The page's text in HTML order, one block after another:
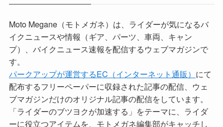
Moto Megane（モトメガネ）は、ライダーが気になるバ
イクニュースや情報（ギア、パーツ、車両、キャン
プ）、バイクニュース速報を配信するウェブマガジンで
す。
パークアップが運営するEC（インターネット通販） にて
配布するフリーペーパーに収録された記事の配信、ウェ
ブマガジンだけのオリジナル記事の配信をしています。
「ライダーのブツヨクが加速する」をテーマに、ライダ
ーに役立つアイテムを、モトメガネ編集部がキャッチし